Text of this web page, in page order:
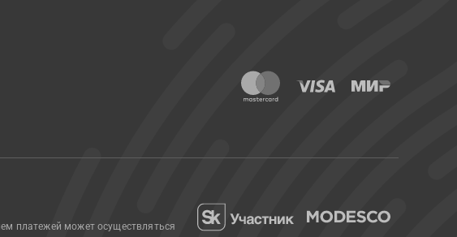
платежей может осуществляться